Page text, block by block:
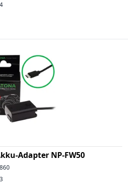
Adapter NP-FW50